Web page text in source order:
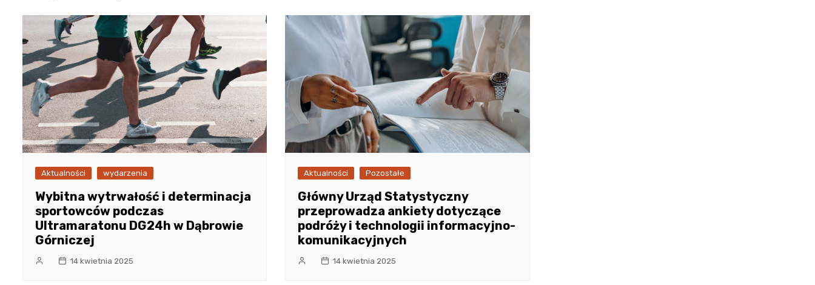
Aktualności wydarzenia
Wybitna wytrwałość i determinacja
sportowców podczas
Ultramaratonu DG24h w Dąbrowie
Górniczej
14 kwietnia 2025
Aktualności Pozostałe
Główny Urząd Statystyczny
przeprowadza ankiety dotyczące
podróży i technologii informacyjno-
komunikacyjnych
14 kwietnia 2025